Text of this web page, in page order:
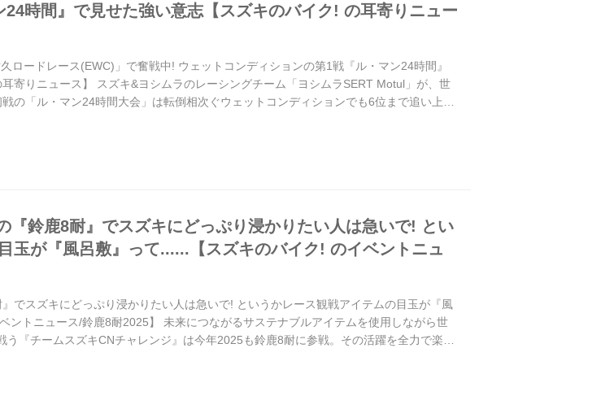
24時間』で見せた強い意志【スズキのバイク! の耳寄りニュー
ロードレース(EWC)」で奮戦中! ウェットコンディションの第1戦『ル・マン24時間』
寄りニュース】 スズキ&ヨシムラのレーシングチーム「ヨシムラSERT Motul」が、世
の「ル・マン24時間大会」は転倒相次ぐウェットコンディションでも6位まで追い上げ
『鈴鹿8耐』でスズキにどっぷり浸かりたい人は急いで! とい
玉が『風呂敷』って......【スズキのバイク! のイベントニュ
でスズキにどっぷり浸かりたい人は急いで! というかレース観戦アイテムの目玉が『風
ントニュース/鈴鹿8耐2025】 未来につながるサステナブルアイテムを使用しながら世
う『チームスズキCNチャレンジ』は今年2025も鈴鹿8耐に参戦。その活躍を全力で楽し